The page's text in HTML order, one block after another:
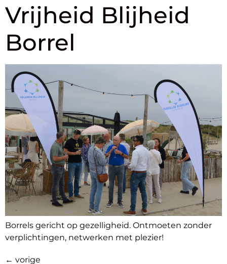
Vrijheid Blijheid
Borrel
Borrels gericht op gezelligheid. Ontmoeten zonder
verplichtingen, netwerken met plezier!
← vorige